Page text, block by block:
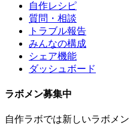
自作レシピ
質問・相談
トラブル報告
みんなの構成
シェア機能
ダッシュボード
ラボメン募集中
自作ラボでは新しいラボメン